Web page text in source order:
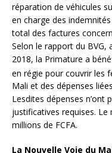
réparation de véhicules
en charge des
total des factures
Selon le rapport du BVG,
2018, la Primature a
en régie pour couvrir les
Mali et des dépenses
Lesdites dépenses n’ont
justificatives requises. Le
millions de FCFA.
La Nouvelle Voie du